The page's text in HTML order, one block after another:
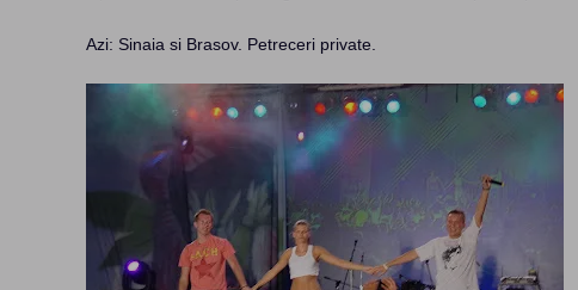
Azi: Sinaia si Brasov. Petreceri private.